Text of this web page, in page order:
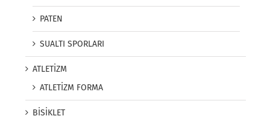
PATEN
SUALTI SPORLARI
ATLETİZM
ATLETİZM FORMA
BİSİKLET